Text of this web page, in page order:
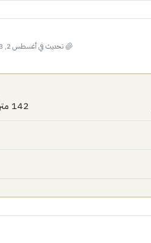
تحديث في أغسطس 2, 2023 في 4:17 م
142 متراً مربعاً